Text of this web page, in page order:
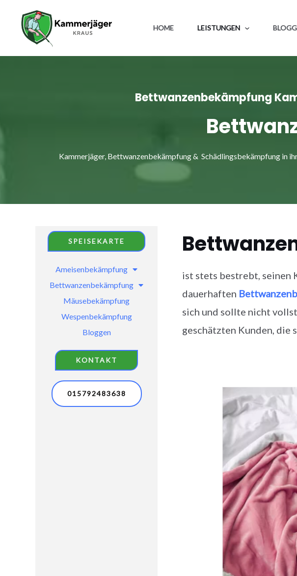
HOME LEISTUNGEN
Bettwanzenbekämpfung
Kammerjäger, Bettwanzenbekämpfung & Schädlingsbekämpfung
SPEISEKARTE
Ameisenbekämpfung
Bettwanzenbekämpfung
Mäusebekämpfung
Wespenbekämpfung
Bloggen
KONTAKT
015792483638
ist stets bestrebt, seinen
dauerhaften
sich und sollte nicht
geschätzten Kunden, die